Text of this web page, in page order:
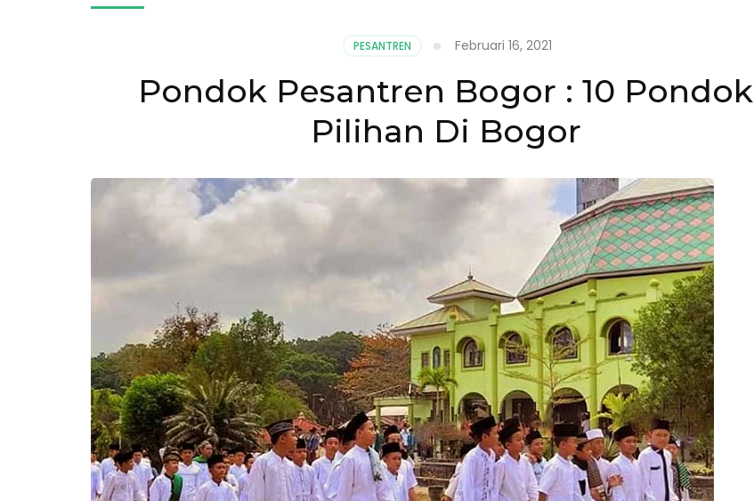
PESANTREN Februari 16, 2021
Pondok Pesantren Bogor : 10 Pondok
Pilihan Di Bogor